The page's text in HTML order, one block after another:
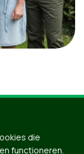
die
functioneren.